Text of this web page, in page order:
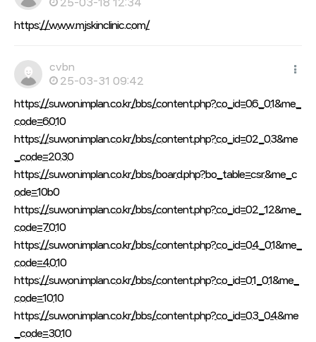
25-03-18 12:34
https://www.mjskinclinic.com/
cvbn
25-03-31 09:42
https://suwon.implan.co.kr/bbs/content.php?co_id=06_01&me_
code=6010
https://suwon.implan.co.kr/bbs/content.php?co_id=02_03&me
_code=2030
https://suwon.implan.co.kr/bbs/board.php?bo_table=csr&me_c
ode=10b0
https://suwon.implan.co.kr/bbs/content.php?co_id=02_12&me_
code=7010
https://suwon.implan.co.kr/bbs/content.php?co_id=04_01&me_
code=4010
https://suwon.implan.co.kr/bbs/content.php?co_id=01_01&me_
code=1010
https://suwon.implan.co.kr/bbs/content.php?co_id=03_04&me
_code=3010